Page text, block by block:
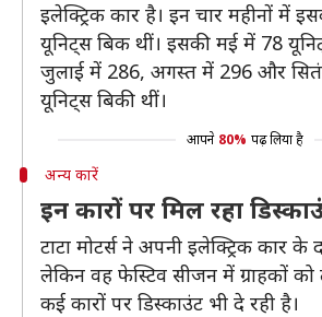
इलेक्ट्रिक कार है। इन चार महीनों में
यूनिट्स बिक थीं। इसकी मई में 78
जुलाई में 286, अगस्त में 296 और
यूनिट्स बिकी थीं।
आपने 80% पढ़ लिया है
अन्य कारें
इन कारों पर मिल रहा
टाटा मोटर्स ने अपनी इलेक्ट्रिक कार के
लेकिन वह फेस्टिव सीजन में ग्राहकों
कई कारों पर डिस्काउंट भी दे रही है।